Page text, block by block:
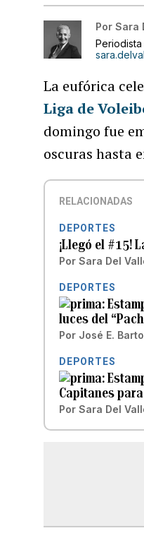
Por Sara
La eufórica
Liga de
domingo fue
oscuras hasta
RELACIONADAS
DEPORTES
¡Llegó el #15!
Por Sara Del
DEPORTES
luces del
Por José E.
DEPORTES
Capitanes
Por Sara Del